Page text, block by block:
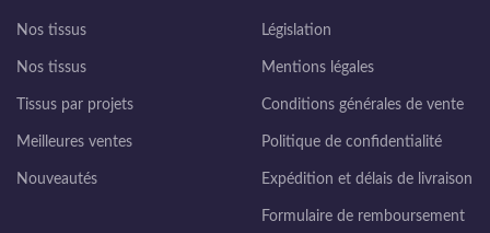
Nos tissus
Nos tissus
Tissus par projets
Meilleures ventes
Nouveautés
Législation
Mentions légales
Conditions générales de vente
Politique de confidentialité
Expédition et délais de livraison
Formulaire de remboursement